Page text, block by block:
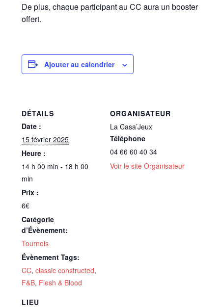
De plus, chaque participant au CC aura un booster
offert.
Ajouter au calendrier
DÉTAILS
Date :
15 février 2025
Heure :
14 h 00 min - 18 h 00
min
Prix :
6€
Catégorie
d’Évènement:
Tournois
Évènement Tags:
CC, classic constructed,
F&B, Flesh & Blood
LIEU
ORGANISATEUR
La Casa’Jeux
Téléphone
04 66 60 40 34
Voir le site Organisateur